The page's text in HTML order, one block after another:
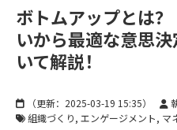
ボトムアップとは
いから最適な意思
いて解説！
（更新： 2025-03-19 15:35）
組織づくり エンゲージメント マ